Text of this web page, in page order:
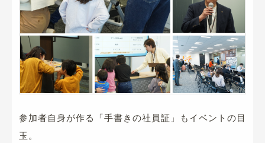
参加者自身が作る「手書きの社員証」もイベントの目
玉。